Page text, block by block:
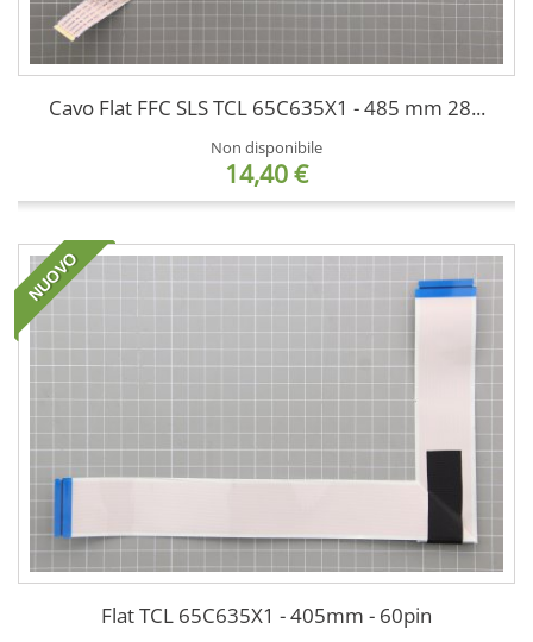
Cavo Flat FFC SLS TCL 65C635X1 - 485 mm 28...
Non disponibile
14,40 €
NUOVO
Flat TCL 65C635X1 - 405mm - 60pin